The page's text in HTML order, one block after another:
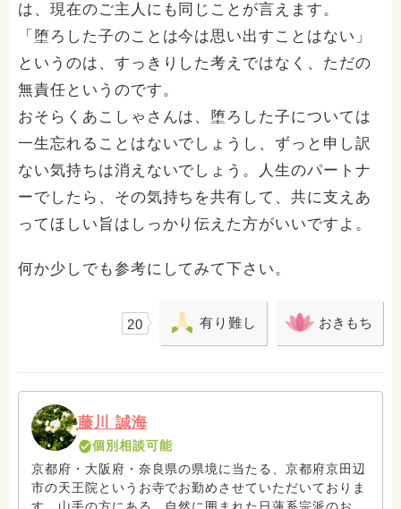
は、現在のご主人にも同じことが言えます。
「堕ろした子のことは今は思い出すことはない」
というのは、すっきりした考えではなく、ただの
無責任というのです。
おそらくあこしゃさんは、堕ろした子については
一生忘れることはないでしょうし、ずっと申し訳
ない気持ちは消えないでしょう。人生のパートナ
ーでしたら、その気持ちを共有して、共に支えあ
ってほしい旨はしっかり伝えた方がいいですよ。
何か少しでも参考にしてみて下さい。
20 有り難し おきもち
藤川 誠海
個別相談可能
京都府・大阪府・奈良県の県境に当たる、京都府京田辺
市の天王院というお寺でお勤めさせていただいておりま